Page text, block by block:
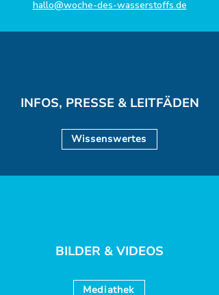
hallo@woche-des-wasserstoffs.de
INFOS, PRESSE & LEITFÄDEN
Wissenswertes
BILDER & VIDEOS
Mediathek